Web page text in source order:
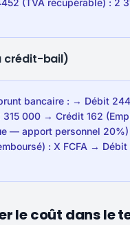
crédit-bail)
bancaire : → Débit
000 → Crédit 162
— apport personnel
: X FCFA →
le coût dans le